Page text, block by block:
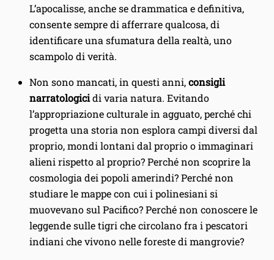
L’apocalisse, anche se drammatica e definitiva,
consente sempre di afferrare qualcosa, di
identificare una sfumatura della realtà, uno
scampolo di verità.
Non sono mancati, in questi anni,consigli
narratologicidi varia natura. Evitando
l’appropriazione culturale in agguato, perché chi
progetta una storia non esplora campi diversi dal
proprio, mondi lontani dal proprio o immaginari
alieni rispetto al proprio? Perché non scoprire la
cosmologia dei popoli amerindi? Perché non
studiare le mappe con cui i polinesiani si
muovevano sul Pacifico? Perché non conoscere le
leggende sulle tigri che circolano fra i pescatori
indiani che vivono nelle foreste di mangrovie?